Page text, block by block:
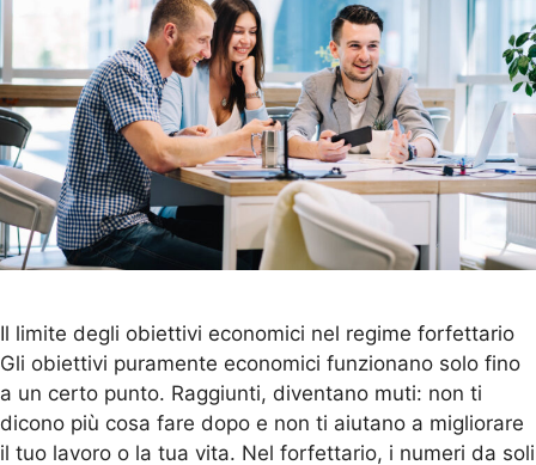
Il limite degli obiettivi economici nel regime forfettario
Gli obiettivi puramente economici funzionano solo fino
a un certo punto. Raggiunti, diventano muti: non ti
dicono più cosa fare dopo e non ti aiutano a migliorare
il tuo lavoro o la tua vita. Nel forfettario, i numeri da soli